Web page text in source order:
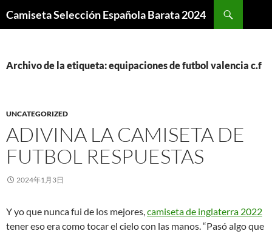
Camiseta Selección Española Barata 2024
Archivo de la etiqueta: equipaciones de futbol valencia c.f
UNCATEGORIZED
ADIVINA LA CAMISETA DE
FUTBOL RESPUESTAS
2024年1月3日
Y yo que nunca fui de los mejores,camiseta de inglaterra 2022
tener eso era como tocar el cielo con las manos. “Pasó algo que